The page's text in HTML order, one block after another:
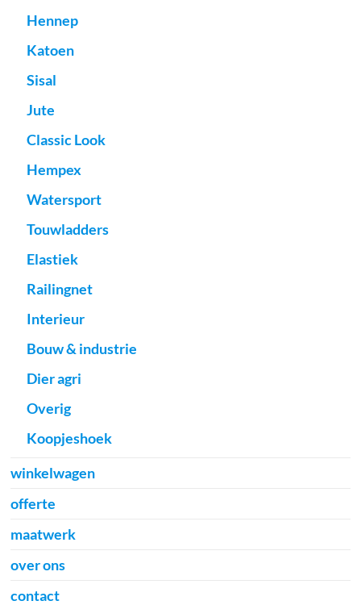
Hennep
Katoen
Sisal
Jute
Classic Look
Hempex
Watersport
Touwladders
Elastiek
Railingnet
Interieur
Bouw & industrie
Dier agri
Overig
Koopjeshoek
winkelwagen
offerte
maatwerk
over ons
contact